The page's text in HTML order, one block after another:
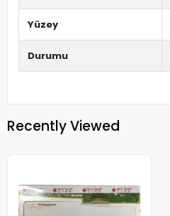
Yüzey
Durumu
Recently Viewed